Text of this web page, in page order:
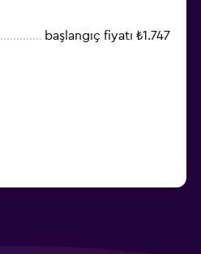
başlangıç fiyatı ₺1.747